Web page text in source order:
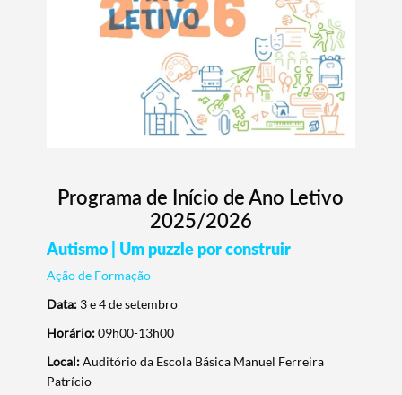
Programa de Início de Ano Letivo
2025/2026
Autismo | Um puzzle por construir
Ação de Formação
Data: 3 e 4 de setembro
Horário:09h00-13h00
Local:Auditório da Escola Básica Manuel Ferreira
Patrício